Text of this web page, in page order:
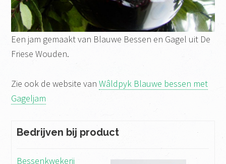
Een jam gemaakt van Blauwe Bessen en Gagel uit De
Friese Wouden.
Zie ook de website vanWâldpyk Blauwe bessen met
Gageljam
Bedrijven bij product
Bessenkwekerij